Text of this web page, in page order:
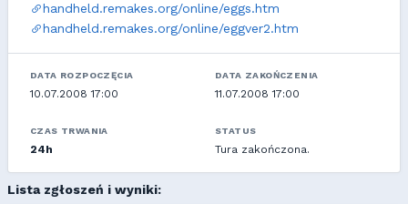
handheld.remakes.org/online/eggs.htm
handheld.remakes.org/online/eggver2.htm
DATA ROZPOCZĘCIA
10.07.2008 17:00
DATA ZAKOŃCZENIA
11.07.2008 17:00
CZAS TRWANIA
24h
STATUS
Tura zakończona.
Lista zgłoszeń i wyniki: